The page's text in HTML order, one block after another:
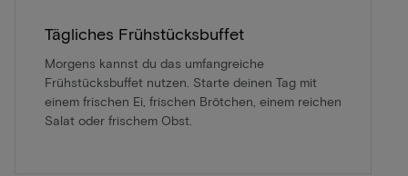
Tägliches Frühstücksbuffet
Morgens kannst du das umfangreiche
Frühstücksbuffet nutzen. Starte deinen Tag mit
einem frischen Ei, frischen Brötchen, einem reichen
Salat oder frischem Obst.